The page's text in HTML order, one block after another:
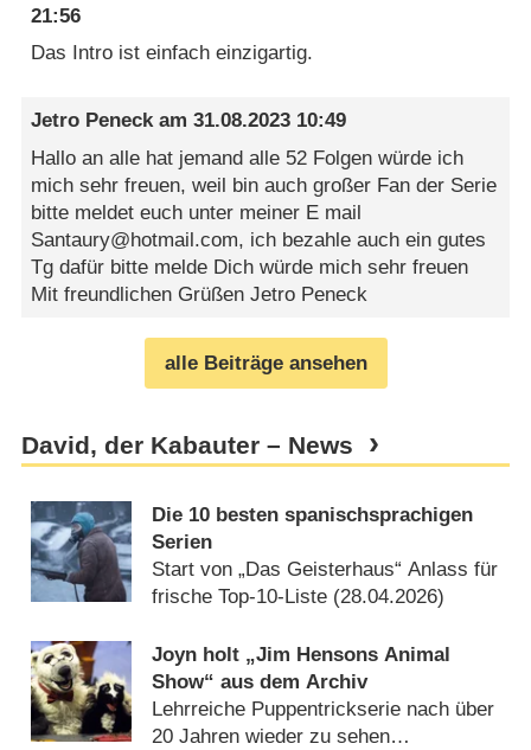
21:56
Das Intro ist einfach einzigartig.
Jetro Peneckam31.08.2023 10:49
Hallo an alle hat jemand alle 52 Folgen würde ich
mich sehr freuen, weil bin auch großer Fan der Serie
bitte meldet euch unter meiner E mail
Santaury@hotmail.com, ich bezahle auch ein gutes
Tg dafür bitte melde Dich würde mich sehr freuen
Mit freundlichen Grüßen Jetro Peneck
alle Beiträge ansehen
David, der Kabauter – News
Die 10 besten spanischsprachigen
Serien
Start von „Das Geisterhaus“ Anlass für
frische Top-10-Liste (28.04.2026)
Joyn holt „Jim Hensons Animal
Show“ aus dem Archiv
Lehrreiche Puppentrickserie nach über
20 Jahren wieder zu sehen